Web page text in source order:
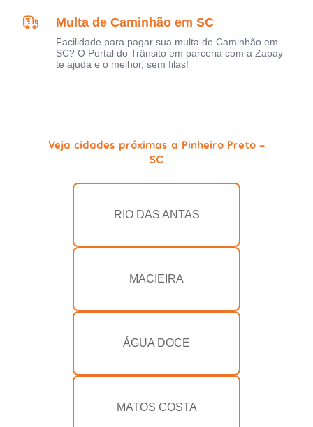
Multa de Caminhão em SC
Facilidade para pagar sua multa de Caminhão em
SC? O Portal do Trânsito em parceria com a Zapay
te ajuda e o melhor, sem filas!
Veja cidades próximas a Pinheiro Preto -
SC
RIO DAS ANTAS
MACIEIRA
ÁGUA DOCE
MATOS COSTA